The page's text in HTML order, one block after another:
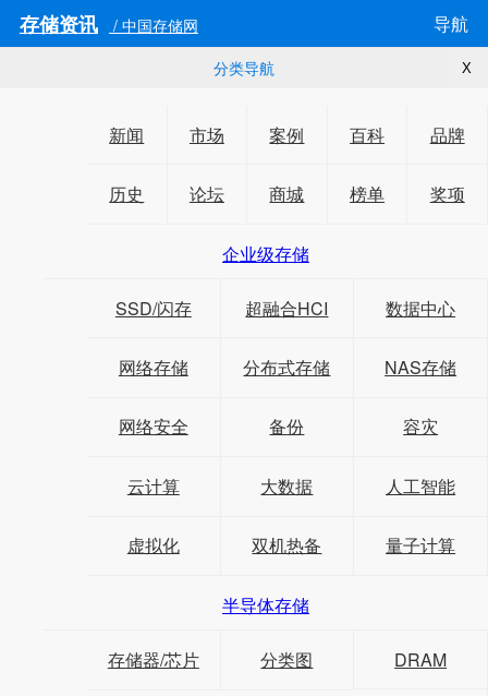
存储资讯 / 中国存储网 导航
分类导航 X
新闻 市场 案例 百科 品牌
历史 论坛 商城 榜单 奖项
企业级存储
SSD/闪存 超融合HCI 数据中心
网络存储 分布式存储 NAS存储
网络安全 备份 容灾
云计算 大数据 人工智能
虚拟化 双机热备 量子计算
半导体存储
存储器/芯片 分类图 DRAM